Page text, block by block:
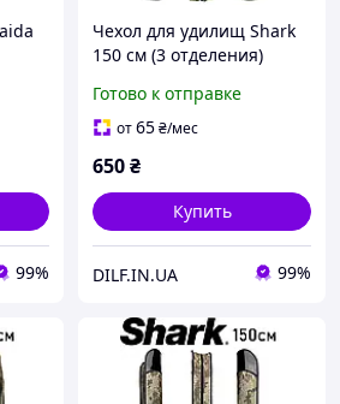
99%
Чехол для удилищ Shark
150 см (3 отделения)
Готово к отправке
от65₴/мес
650₴
Купить
DILF.IN.UA 99%